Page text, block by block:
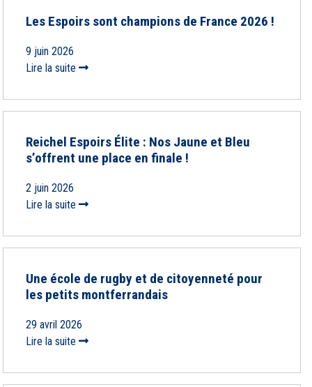
Les Espoirs sont champions de France 2026 !
9 juin 2026
Lire la suite
Reichel Espoirs Élite : Nos Jaune et Bleu
s’offrent une place en finale !
2 juin 2026
Lire la suite
Une école de rugby et de citoyenneté pour
les petits montferrandais
29 avril 2026
Lire la suite